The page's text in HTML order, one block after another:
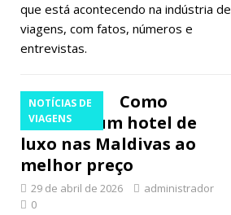
2026
HOTÉIS E
ESTRELAS
que está acontecendo na indústria de
viagens, com fatos, números e
entrevistas.
NOTÍCIAS DE
VIAGENS
Como
reservar um hotel de
luxo nas Maldivas ao
melhor preço
29 de abril de 2026
administrador
0